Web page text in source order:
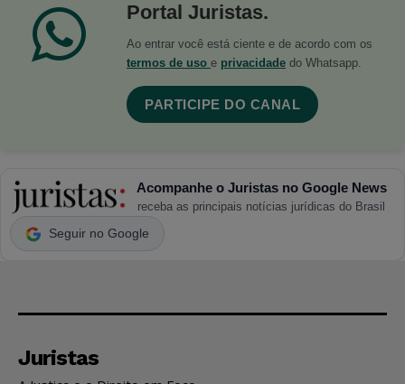
Portal Juristas.
Ao entrar você está ciente e de acordo com os
termos de uso e privacidade do Whatsapp.
PARTICIPE DO CANAL
Acompanhe o Juristas no Google News
receba as principais notícias jurídicas do Brasil
Seguir no Google
Juristas